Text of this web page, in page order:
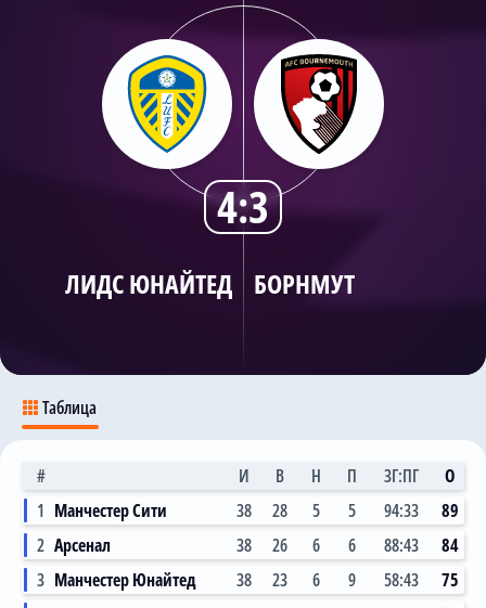
ЛИДС ЮНАЙТЕД БОРНМУТ
4:3
Таблица
# И В Н П ЗГ:ПГ
О
1 Манчестер Сити 38 28 5 5 94:33
89
2 Арсенал 38 26 6 6 88:43
84
3 Манчестер Юнайтед 38 23 6 9 58:43
75
Статистика
Календарь игр
Состав команды
Поиск по сайту
О сайте